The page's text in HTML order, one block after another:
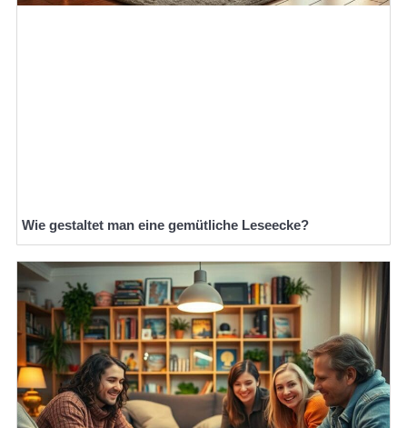
Wie gestaltet man eine gemütliche Leseecke?